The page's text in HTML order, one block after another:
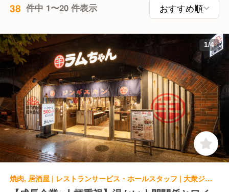
38 件中 1〜20 件表示
1/4
焼肉, 居酒屋 | レストランサービス・ホールスタッフ | 大衆ジンギスカン酒場 ラムちゃん 武蔵浦和店